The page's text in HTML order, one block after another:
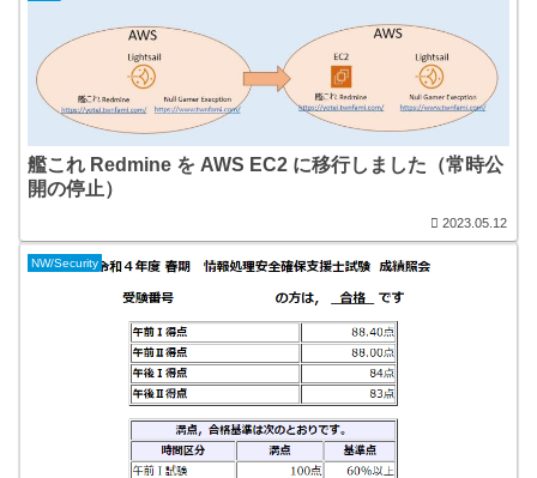
艦これ Redmine を AWS EC2 に移行しました（常時公
開の停止）
2023.05.12
NW/Security